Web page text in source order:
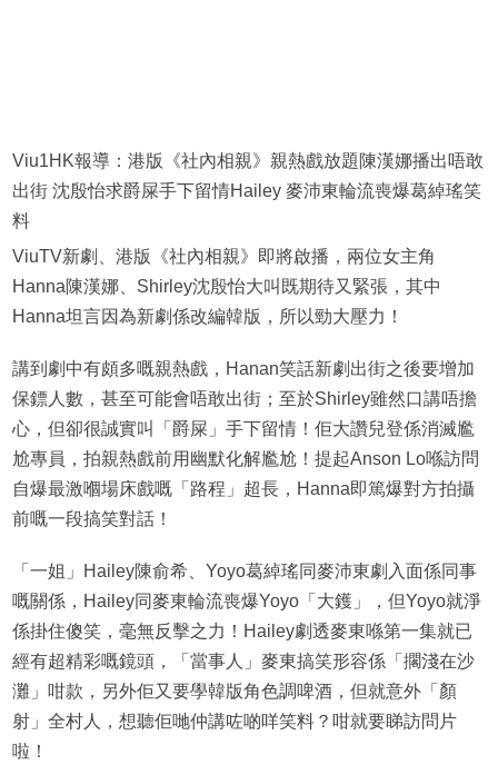
Viu1HK報導：港版《社內相親》親熱戲放題‍️‍‍陳漢娜播出唔敢
出街 沈殷怡求爵屎手下留情Hailey 麥沛東輪流喪爆葛綽瑤笑
料
ViuTV新劇、港版《社內相親》即將啟播，兩位女主角
Hanna陳漢娜、Shirley沈殷怡大叫既期待又緊張，其中
Hanna坦言因為新劇係改編韓版，所以勁大壓力！
講到劇中有頗多嘅親熱戲，Hanan笑話新劇出街之後要增加
保鏢人數，甚至可能會唔敢出街；至於Shirley雖然口講唔擔
心，但卻很誠實叫「爵屎」手下留情！佢大讚兒登係消滅尷
尬專員，拍親熱戲前用幽默化解尷尬！提起Anson Lo喺訪問
自爆最激嗰場床戲嘅「路程」超長，Hanna即篤爆對方拍攝
前嘅一段搞笑對話！
「一姐」Hailey陳俞希、Yoyo葛綽瑤同麥沛東劇入面係同事
嘅關係，Hailey同麥東輪流喪爆Yoyo「大鑊」，但Yoyo就淨
係掛住傻笑，毫無反擊之力！Hailey劇透麥東喺第一集就已
經有超精彩嘅鏡頭，「當事人」麥東搞笑形容係「擱淺在沙
灘」咁款，另外佢又要學韓版角色調啤酒，但就意外「顏
射」全村人，想聽佢哋仲講咗啲咩笑料？咁就要睇訪問片
啦！